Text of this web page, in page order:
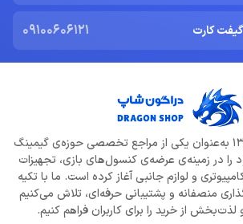
گیفت کارت 09100606121
دراگون‌شاپ از سال 1396 به‌عنوان یکی از مراجع تخصصی حوزه‌ی گیمینگ
را در زمینه‌ی عرضه‌ی کنسول‌های بازی، تجهیزات
و لوازم جانبی آغاز کرده است. ما با تکیه
منصفانه و پشتیبانی حرفه‌ای، تلاش می‌کنیم
از خرید را برای کاربران فراهم کنیم.